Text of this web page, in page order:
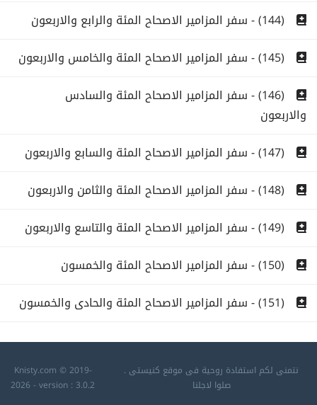
(144) - سفر المزامير الاصحاح المئة والرابع والاربعون
(145) - سفر المزامير الاصحاح المئة والخامس والاربعون
(146) - سفر المزامير الاصحاح المئة والسادس
والاربعون
(147) - سفر المزامير الاصحاح المئة والسابع والاربعون
(148) - سفر المزامير الاصحاح المئة والثامن والاربعون
(149) - سفر المزامير الاصحاح المئة والتاسع والاربعون
(150) - سفر المزامير الاصحاح المئة والخمسون
(151) - سفر المزامير الاصحاح المئة والحادى والخمسون
نتمنى لكم استفادة روحية فى موقع كنيستى .
صلوا لاجلنا
Knisty.com © 2019-
2026 - version : 3.0.2